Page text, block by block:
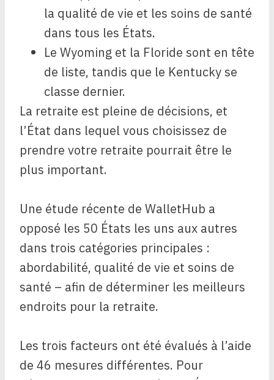
la qualité de vie et les soins de santé
dans tous les États.
Le Wyoming et la Floride sont en tête
de liste, tandis que le Kentucky se
classe dernier.
La retraite est pleine de décisions, et
l’État dans lequel vous choisissez de
prendre votre retraite pourrait être le
plus important.
Une étude récente de WalletHub a
opposé les 50 États les uns aux autres
dans trois catégories principales :
abordabilité, qualité de vie et soins de
santé – afin de déterminer les meilleurs
endroits pour la retraite.
Les trois facteurs ont été évalués à l’aide
de 46 mesures différentes. Pour